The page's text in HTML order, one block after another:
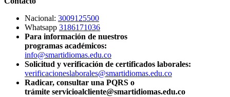
Nacional: 3009125500
Whatsapp 3186171036
Para información de nuestros
programas académicos:
info@smartidiomas.edu.co
Solicitud y verificación de certificados laborales:
verificacioneslaborales@smartidiomas.edu.co
Radicar, consultar una PQRS o
trámite servicioalcliente@smartidiomas.edu.co